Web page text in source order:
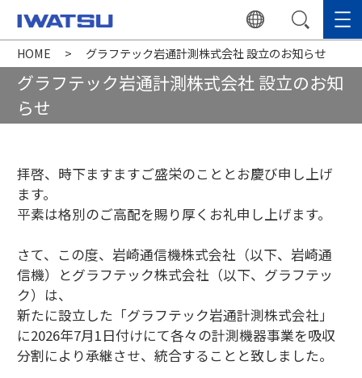
HOME グラフテック岩通計測株式会社 設立のお知らせ
グラフテック岩通計測株式会社 設立のお知
らせ
拝啓、時下ますますご盛栄のこととお慶び申し上げ
ます。
平素は格別のご高配を賜り厚くお礼申し上げます。
さて、この度、岩崎通信機株式会社（以下、岩崎通
信機）とグラフテック株式会社（以下、グラフテッ
ク）は、
新たに設立した「グラフテック岩通計測株式会社」
に2026年7月1日付けにて各々の計測機器事業を吸収
分割により承継させ、統合することと致しました。